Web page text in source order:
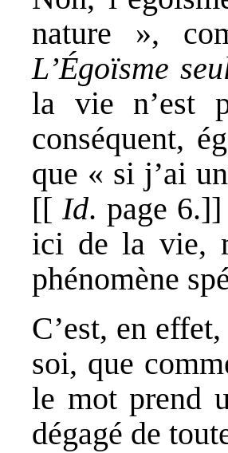
nature »,
L’Égoïsme
la vie n’est
conséquent,
que « si j’ai
[[Id. page
ici de la vie,
phénomène
C’est, en
soi, que
le mot prend
dégagé de